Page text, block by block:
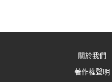
關於我們
著作權聲明